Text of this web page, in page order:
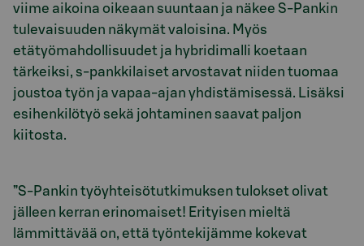
viime aikoina oikeaan suuntaan ja näkee S-Pankin
tulevaisuuden näkymät valoisina. Myös
etätyömahdollisuudet ja hybridimalli koetaan
tärkeiksi, s-pankkilaiset arvostavat niiden tuomaa
joustoa työn ja vapaa-ajan yhdistämisessä. Lisäksi
esihenkilötyö sekä johtaminen saavat paljon
kiitosta.
”S-Pankin työyhteisötutkimuksen tulokset olivat
jälleen kerran erinomaiset! Erityisen mieltä
lämmittävää on, että työntekijämme kokevat